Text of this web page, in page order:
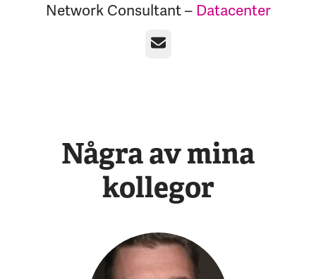
Network Consultant – Datacenter
E-post
Några av mina
kollegor